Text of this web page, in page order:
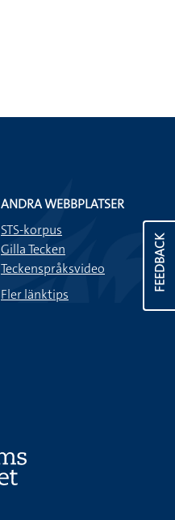
FEEDBACK
ANDRA WEBBPLATSER
STS-korpus
Gilla Tecken
Teckenspråksvideo
Fler länktips